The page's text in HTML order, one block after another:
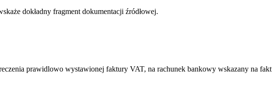
dokładny fragment dokumentacji źródłowej.
prawidlowo wystawionej faktury VAT, na rachunek bankowy wskazany na